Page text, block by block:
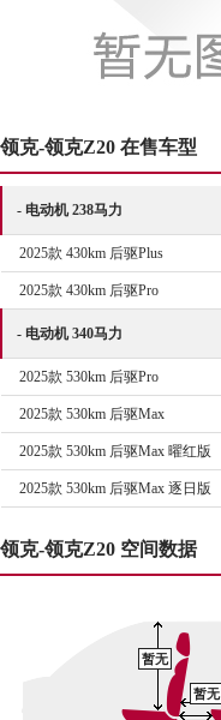
领克-领克Z20 在售车型
- 电动机 238马力
2025款 430km 后驱Plus
2025款 430km 后驱Pro
- 电动机 340马力
2025款 530km 后驱Pro
2025款 530km 后驱Max
2025款 530km 后驱Max 曜红版
2025款 530km 后驱Max 逐日版
领克-领克Z20 空间数据
暂无
暂无